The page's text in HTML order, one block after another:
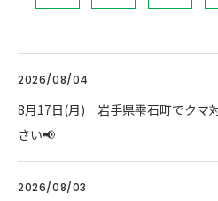
2026/08/04
8月17日(月) 岩手県雫石町でクマ
さい📢
2026/08/03